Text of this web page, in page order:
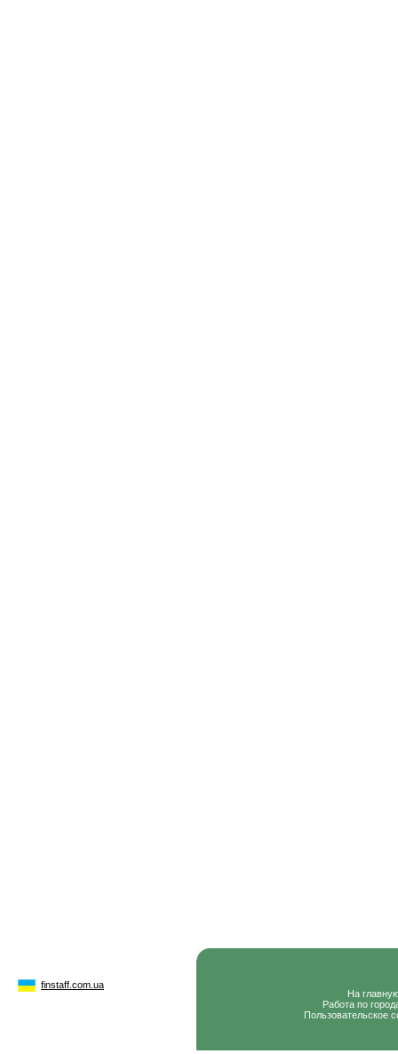
finstaff.com.ua
На
Работа по
Пользовательское